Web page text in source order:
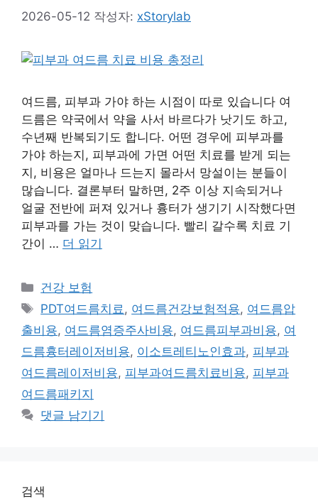
2026-05-12 작성자: xStorylab
여드름, 피부과 가야 하는 시점이 따로 있습니다 여
드름은 약국에서 약을 사서 바르다가 낫기도 하고,
수년째 반복되기도 합니다. 어떤 경우에 피부과를
가야 하는지, 피부과에 가면 어떤 치료를 받게 되는
지, 비용은 얼마나 드는지 몰라서 망설이는 분들이
많습니다. 결론부터 말하면, 2주 이상 지속되거나
얼굴 전반에 퍼져 있거나 흉터가 생기기 시작했다면
피부과를 가는 것이 맞습니다. 빨리 갈수록 치료 기
간이 … 더 읽기
카
테
리
건강 보험
태
그
PDT여드름치료 , 여드름건강보험적용, 여드름압
출비용, 여드름염증주사비용, 여드름피부과비용, 여
드름흉터레이저비용, 이소트레티노인효과, 피부과
여드름레이저비용, 피부과여드름치료비용, 피부과
여드름패키지
댓글 남기기
검색